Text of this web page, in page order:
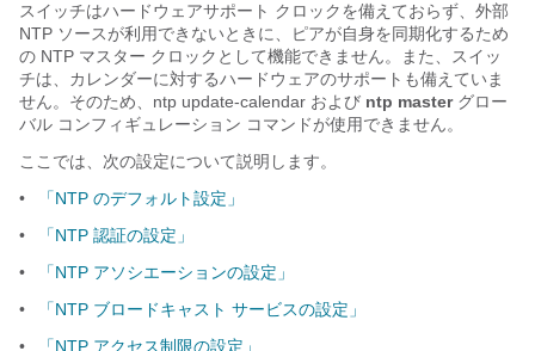
スイッチはハードウェアサポート クロックを備えておらず、外部
NTP ソースが利用できないときに、ピアが自身を同期化するため
の NTP マスター クロックとして機能できません。また、スイッ
チは、カレンダーに対するハードウェアのサポートも備えていま
せん。そのため、ntp update-calendar および ntp master グロー
バル コンフィギュレーション コマンドが使用できません。
ここでは、次の設定について説明します。
•
「NTP のデフォルト設定」
•
「NTP 認証の設定」
•
「NTP アソシエーションの設定」
•
「NTP ブロードキャスト サービスの設定」
•
「NTP アクセス制限の設定」